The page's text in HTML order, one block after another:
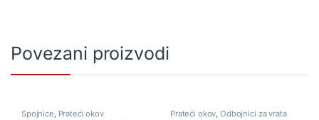
Povezani proizvodi
Spojnice, Prateći okov Prateći okov,Odbojnici za vrata